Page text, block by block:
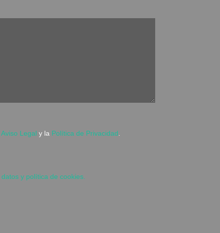
Aviso Legal y la Política de Privacidad
y política de cookies.